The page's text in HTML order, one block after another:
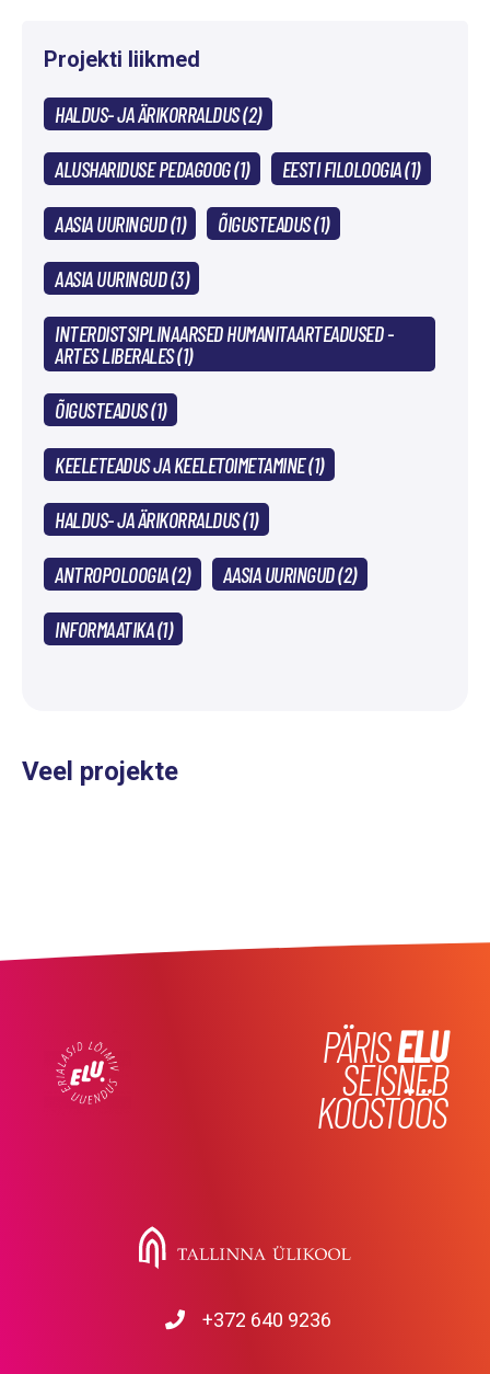
Projekti liikmed
HALDUS- JA ÄRIKORRALDUS (2)
ALUSHARIDUSE PEDAGOOG (1) EESTI FILOLOOGIA (1)
AASIA UURINGUD (1) ÕIGUSTEADUS (1)
AASIA UURINGUD (3)
INTERDISTSIPLINAARSED HUMANITAARTEADUSED -
ARTES LIBERALES (1)
ÕIGUSTEADUS (1)
KEELETEADUS JA KEELETOIMETAMINE (1)
HALDUS- JA ÄRIKORRALDUS (1)
ANTROPOLOOGIA (2) AASIA UURINGUD (2)
INFORMAATIKA (1)
Veel projekte
+372 640 9236
PÄRISELU
SEISNEB
KOOSTÖÖS